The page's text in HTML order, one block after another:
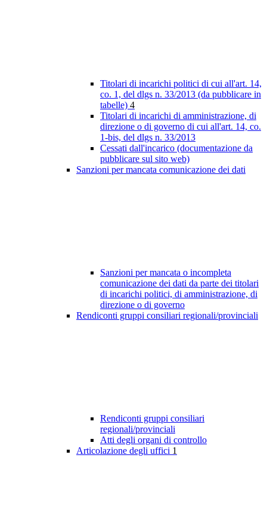
Titolari di incarichi politici di cui all'art. 14,
co. 1, del dlgs n. 33/2013 (da pubblicare in
tabelle) 4
Titolari di incarichi di amministrazione, di
direzione o di governo di cui all'art. 14, co.
1-bis, del dlgs n. 33/2013
Cessati dall'incarico (documentazione da
pubblicare sul sito web)
Sanzioni per mancata comunicazione dei dati
Sanzioni per mancata o incompleta
comunicazione dei dati da parte dei titolari
di incarichi politici, di amministrazione, di
direzione o di governo
Rendiconti gruppi consiliari regionali/provinciali
Rendiconti gruppi consiliari
regionali/provinciali
Atti degli organi di controllo
Articolazione degli uffici 1